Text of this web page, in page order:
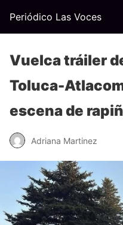
Periódico Las Voces
Vuelca tráiler
Toluca-
escena de
Adriana Martinez